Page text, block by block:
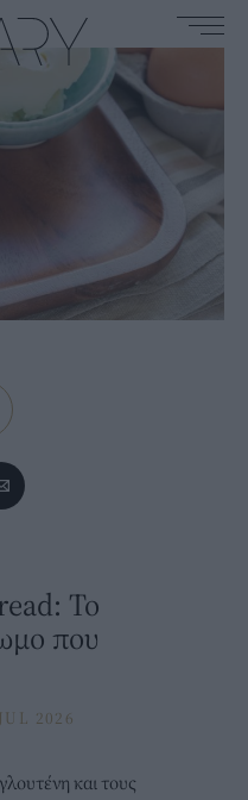
Το
που
2026
γλουτένη και τους